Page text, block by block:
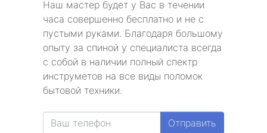
Наш мастер будет у Вас в течении
часа совершенно бесплатно и не с
пустыми руками. Благодаря большому
опыту за спиной у специалиста всегда
с собой в наличии полный спектр
инструметов на все виды поломок
бытовой техники.
Отправить